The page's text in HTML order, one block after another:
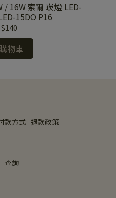
/ 16W 索爾 崁燈 LED-
15DO P16
物車
款方式 退款政策
查詢